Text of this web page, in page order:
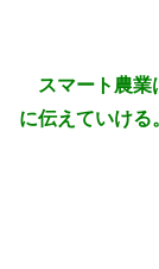
スマート農
に伝えていける